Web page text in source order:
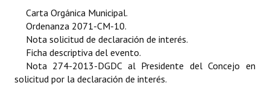
Organigrama
DOCUMENTOS
Informes de Gestión
Carta Orgánica Municipal.
Ordenanza 2071-CM-10.
Nota solicitud de declaración de interés.
Ficha descriptiva del evento.
Nota 274-2013-DGDC al Presidente del Concejo en
solicitud por la declaración de interés.